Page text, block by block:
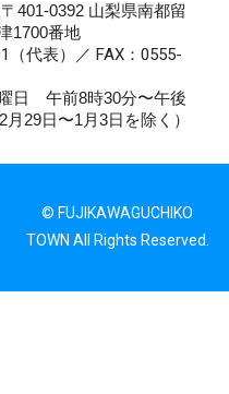
401-0392 山梨県南都留
1700番地
（代表）／ FAX：0555-
日 午前8時30分〜午後
29日〜1月3日を除く）
© FUJIKAWAGUCHIKO
TOWN All Rights Reserved.